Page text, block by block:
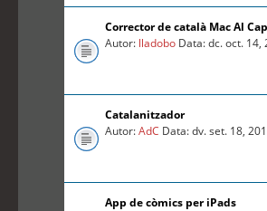
Corrector de català Mac Al
Autor: lladobo Data: dc. oct. 14,
Catalanitzador
Autor:AdC Data: dv. set. 18,
App de còmics per iPads